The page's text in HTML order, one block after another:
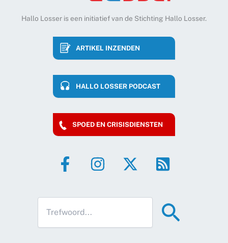
Hallo Losser is een initiatief van de Stichting Hallo Losser.
ARTIKEL INZENDEN
HALLO LOSSER PODCAST
SPOED EN CRISISDIENSTEN